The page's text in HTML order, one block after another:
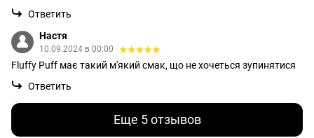
Ответить
Настя
10.09.2024 в 00:00
Fluffy Puff має такий м'який смак, що не хочеться зупинятися
Ответить
Еще 5 отзывов